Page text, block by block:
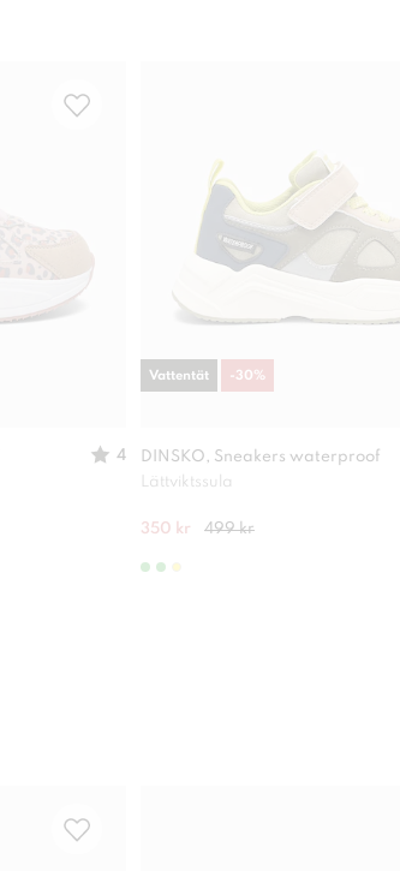
4
DINSKO, Sneakers waterproof
Lättviktssula
350 kr 499 kr
Vattentät -30%